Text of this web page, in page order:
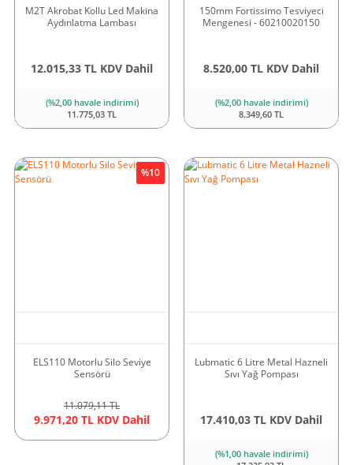
M2T Akrobat Kollu Led Makina
Aydınlatma Lambası
12.015,33 TL KDV Dahil
(%2,00 havale indirimi)
11.775,03 TL
150mm Fortissimo Tesviyeci
Mengenesi - 60210020150
8.520,00 TL KDV Dahil
(%2,00 havale indirimi)
8.349,60 TL
ELS110 Motorlu Silo Seviye
Sensörü
11.079,11 TL
9.971,20 TL KDV Dahil
%10
Lubmatic 6 Litre Metal Hazneli
Sıvı Yağ Pompası
17.410,03 TL KDV Dahil
(%1,00 havale indirimi)